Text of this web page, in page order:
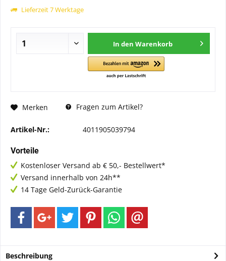
Lieferzeit 7 Werktage
In den Warenkorb
Merken Fragen zum Artikel?
Artikel-Nr.: 4011905039794
Vorteile
Kostenloser Versand ab € 50,- Bestellwert*
Versand innerhalb von 24h**
14 Tage Geld-Zurück-Garantie
Beschreibung